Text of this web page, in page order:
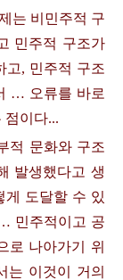
는 비민주적 구
민주적 구조가
고, 민주적 구조
… 오류를 바로
점이다...
적 문화와 구조
발생했다고 생
게 도달할 수 있
민주적이고 공
로 나아가기 위
는 이것이 거의